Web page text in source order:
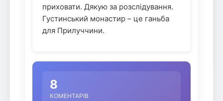
приховати. Дякую за розслідування.
Густинський монастир – це ганьба
для Прилуччини.
8
КОМЕНТАРІВ